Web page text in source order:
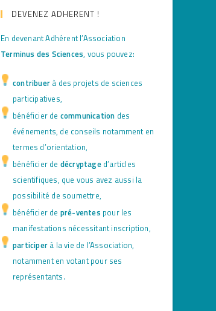
DEVENEZ ADHERENT !
En devenant Adhérent l’Association
Terminus des Sciences, vous pouvez:
contribuer à des projets de sciences
participatives,
bénéficier de communication des
événements, de conseils notamment en
termes d’orientation,
bénéficier de décryptaged’articles
scientifiques, que vous avez aussi la
possibilité de soumettre,
bénéficier de pré-ventes pour les
manifestations nécessitant inscription,
participer à la vie de l’Association,
notamment en votant pour ses
représentants.